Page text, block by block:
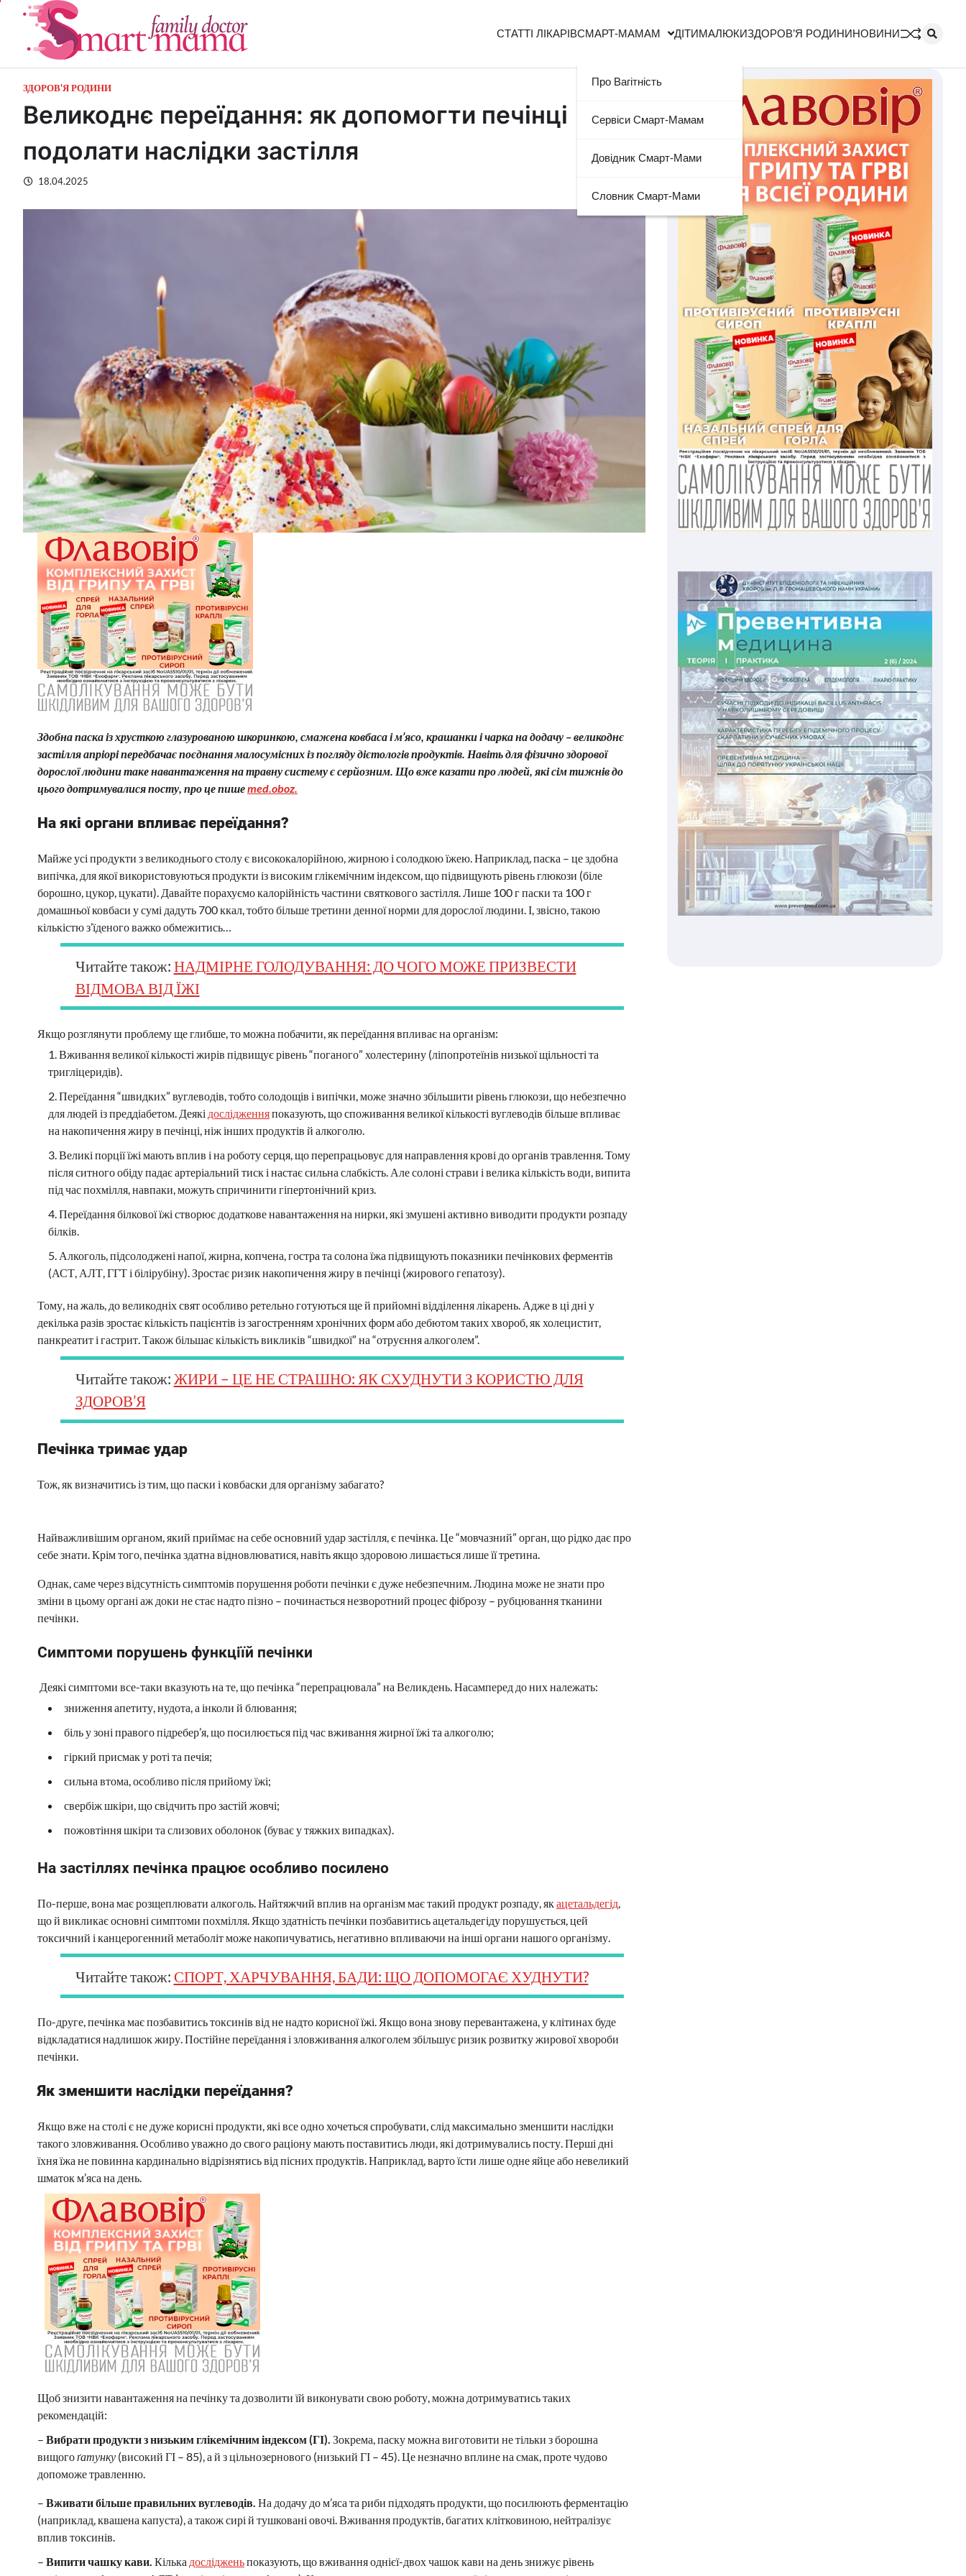
Перейти
СТАТТІ ЛІКАРІВСМАРТ-МАМАМ
Про Вагітність
Сервіси Смарт-Мамам
Довідник Смарт-Мами
Словник Смарт-Мами
ДІТИМАЛЮКИЗДОРОВ’Я РОДИНИНОВИНИ
ЗДОРОВ'Я РОДИНИ
Великоднє переїдання: як допомогти печінці
подолати наслідки застілля
18.04.2025
Здобна паска із хрусткою глазурованою шкоринкою, смажена ковбаса і м’ясо, крашанки і чарка на додачу – великоднє
застілля апріорі передбачає поєднання малосумісних із погляду дієтологів продуктів. Навіть для фізично здорової
дорослої людини таке навантаження на травну систему є серйозним. Що вже казати про людей, які сім тижнів до
цього дотримувалися посту, про це пишеmed.oboz.
На які органи впливає переїдання?
Майже усі продукти з великоднього столу є висококалорійною, жирною і солодкою їжею. Наприклад, паска – це здобна
випічка, для якої використовуються продукти із високим глікемічним індексом, що підвищують рівень глюкози (біле
борошно, цукор, цукати). Давайте порахуємо калорійність частини святкового застілля. Лише 100 г паски та 100 г
домашньої ковбаси у сумі дадуть 700 ккал, тобто більше третини денної норми для дорослої людини. І, звісно, такою
кількістю з’їденого важко обмежитись…
Читайте також: НАДМІРНЕ ГОЛОДУВАННЯ: ДО ЧОГО МОЖЕ ПРИЗВЕСТИ
ВІДМОВА ВІД ЇЖІ
Якщо розглянути проблему ще глибше, то можна побачити, як переїдання впливає на організм:
Вживання великої кількості жирів підвищує рівень “поганого” холестерину (ліпопротеїнів низької щільності та
тригліцеридів).
Переїдання “швидких” вуглеводів, тобто солодощів і випічки, може значно збільшити рівень глюкози, що небезпечно
для людей із преддіабетом. Деякі дослідженняпоказують, що споживання великої кількості вуглеводів більше впливає
на накопичення жиру в печінці, ніж інших продуктів й алкоголю.
Великі порції їжі мають вплив і на роботу серця, що перепрацьовує для направлення крові до органів травлення. Тому
після ситного обіду падає артеріальний тиск і настає сильна слабкість. Але солоні страви і велика кількість води, випита
під час похмілля, навпаки, можуть спричинити гіпертонічний криз.
Переїдання білкової їжі створює додаткове навантаження на нирки, які змушені активно виводити продукти розпаду
білків.
Алкоголь, підсолоджені напої, жирна, копчена, гостра та солона їжа підвищують показники печінкових ферментів
(АСТ, АЛТ, ГГТ і білірубіну). Зростає ризик накопичення жиру в печінці (жирового гепатозу).
Тому, на жаль, до великодніх свят особливо ретельно готуються ще й прийомні відділення лікарень. Адже в ці дні у
декілька разів зростає кількість пацієнтів із загостренням хронічних форм або дебютом таких хвороб, як холецистит,
панкреатит і гастрит. Також більшає кількість викликів “швидкої” на “отруєння алкоголем”.
Читайте також: ЖИРИ – ЦЕ НЕ СТРАШНО: ЯК СХУДНУТИ З КОРИСТЮ ДЛЯ
ЗДОРОВ’Я
Печінка тримає удар
Тож, як визначитись із тим, що паски і ковбаски для організму забагато?
Найважливішим органом, який приймає на себе основний удар застілля, є печінка. Це “мовчазний” орган, що рідко дає про
себе знати. Крім того, печінка здатна відновлюватися, навіть якщо здоровою лишається лише її третина.
Однак, саме через відсутність симптомів порушення роботи печінки є дуже небезпечним. Людина може не знати про
зміни в цьому органі аж доки не стає надто пізно – починається незворотний процес фіброзу – рубцювання тканини
печінки.
Симптоми порушень функціїй печінки
Деякі симптоми все-таки вказують на те, що печінка “перепрацювала” на Великдень. Насамперед до них належать:
зниження апетиту, нудота, а інколи й блювання;
біль у зоні правого підребер’я, що посилюється під час вживання жирної їжі та алкоголю;
гіркий присмак у роті та печія;
сильна втома, особливо після прийому їжі;
свербіж шкіри, що свідчить про застій жовчі;
пожовтіння шкіри та слизових оболонок (буває у тяжких випадках).
На застіллях печінка працює особливо посилено
По-перше, вона має розщеплювати алкоголь. Найтяжчий вплив на організм має такий продукт розпаду, якацетальдегід,
що й викликає основні симптоми похмілля. Якщо здатність печінки позбавитись ацетальдегіду порушується, цей
токсичний і канцерогенний метаболіт може накопичуватись, негативно впливаючи на інші органи нашого організму.
Читайте також: СПОРТ, ХАРЧУВАННЯ, БАДИ: ЩО ДОПОМОГАЄ ХУДНУТИ?
По-друге, печінка має позбавитись токсинів від не надто корисної їжі. Якщо вона знову перевантажена, у клітинах буде
відкладатися надлишок жиру. Постійне переїдання і зловживання алкоголем збільшує ризик розвитку жирової хвороби
печінки.
Як зменшити наслідки переїдання?
Якщо вже на столі є не дуже корисні продукти, які все одно хочеться спробувати, слід максимально зменшити наслідки
такого зловживання. Особливо уважно до свого раціону мають поставитись люди, які дотримувались посту. Перші дні
їхня їжа не повинна кардинально відрізнятись від пісних продуктів. Наприклад, варто їсти лише одне яйце або невеликий
шматок м’яса на день.
Щоб знизити навантаження на печінку та дозволити їй виконувати свою роботу, можна дотримуватись таких
рекомендацій:
– Вибрати продукти з низьким глікемічним індексом (ГІ). Зокрема, паску можна виготовити не тільки з борошна
вищогоґатунку (високий ГІ – 85), а й з цільнозернового (низький ГІ – 45). Це незначно вплине на смак, проте чудово
допоможе травленню.
– Вживати більше правильних вуглеводів. На додачу до м’яса та риби підходять продукти, що посилюють ферментацію
(наприклад, квашена капуста), а також сирі й тушковані овочі. Вживання продуктів, багатих клітковиною, нейтралізує
вплив токсинів.
– Випити чашку кави. Кілька дослідженьпоказують, що вживання однієї-двох чашок кави на день знижує рівень